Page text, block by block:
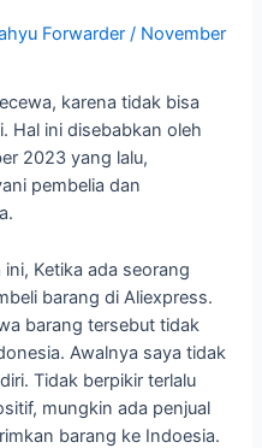
Forwarder/ November
karena tidak bisa
Hal ini disebabkan oleh
2023 yang lalu,
pembelia dan
Ketika ada seorang
barang di Aliexpress.
barang tersebut tidak
Awalnya saya tidak
Tidak berpikir terlalu
mungkin ada penjual
barang ke Indoesia.